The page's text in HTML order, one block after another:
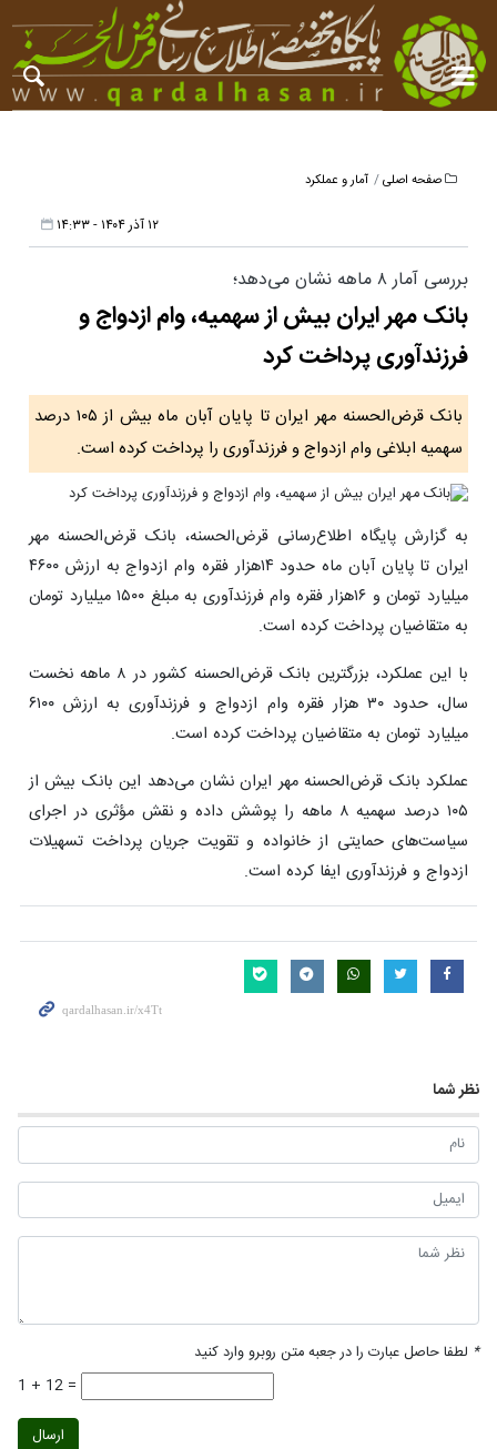
صفحه اصلی آمار و عملکرد
۱۲ آذر ۱۴۰۴ - ۱۴:۳۳
بررسی آمار ۸ ماهه نشان می‌دهد؛
بانک مهر ایران بیش از سهمیه، وام ازدواج و
فرزندآوری پرداخت کرد
بانک قرض‌الحسنه مهر ایران تا پایان آبان ماه بیش از ۱۰۵ درصد
سهمیه ابلاغی وام ازدواج و فرزندآوری را پرداخت کرده است.
به گزارش پایگاه اطلاع‌رسانی قرض‌الحسنه، بانک قرض‌الحسنه مهر
ایران تا پایان آبان ‌ماه حدود ۱۴هزار فقره وام ازدواج به ارزش ۴۶۰۰
میلیارد تومان و ۱۶هزار فقره وام فرزندآوری به مبلغ ۱۵۰۰ میلیارد تومان
به متقاضیان پرداخت کرده است.
با این عملکرد، بزرگترین بانک قرض‌الحسنه کشور در ۸ ماهه نخست
سال، حدود ۳۰ هزار فقره وام ازدواج و فرزندآوری به ارزش ۶۱۰۰
میلیارد تومان به متقاضیان پرداخت کرده است.
عملکرد بانک قرض‌الحسنه مهر ایران نشان می‌دهد این بانک بیش از
۱۰۵ درصد سهمیه ۸ ماهه را پوشش داده و نقش مؤثری در اجرای
سیاست‌های حمایتی از خانواده و تقویت جریان پرداخت تسهیلات
ازدواج و فرزندآوری ایفا کرده است.
نظر شما
* لطفا حاصل عبارت را در جعبه متن روبرو وارد کنید
1 + 12 =
ارسال